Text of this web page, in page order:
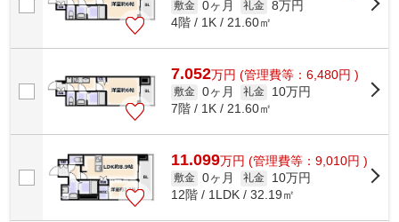
敷金 0ヶ月 礼金 8万円
4階 / 1K / 21.60㎡
7.052万円 (管理費等：6,480円 )
敷金 0ヶ月 礼金
10万円
7階 / 1K / 21.60㎡
11.099万円 (管理費等：9,010円 )
敷金 0ヶ月 礼金
10万円
12階 / 1LDK / 32.19㎡